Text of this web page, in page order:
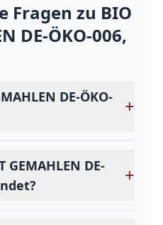
Fragen zu BIO
DE-ÖKO-006,
DE-ÖKO-
+
DE-
+